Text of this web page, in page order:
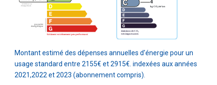
Montant estimé des dépenses annuelles d'énergie pour un
usage standard entre 2155€ et 2915€. indexées aux années
2021,2022 et 2023 (abonnement compris).